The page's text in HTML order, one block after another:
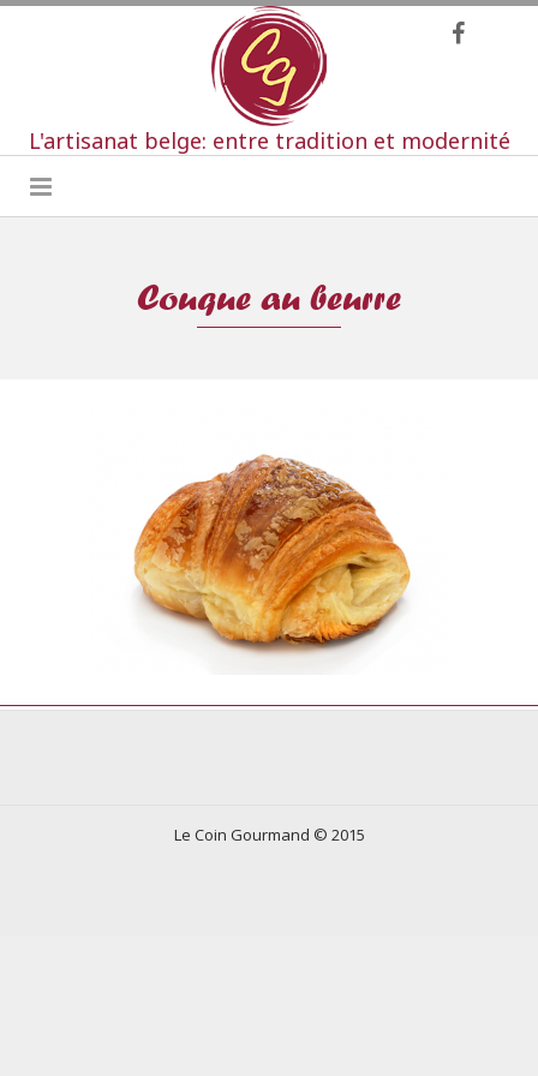
L'artisanat belge: entre tradition et modernité
Couque au beurre
Le Coin Gourmand © 2015